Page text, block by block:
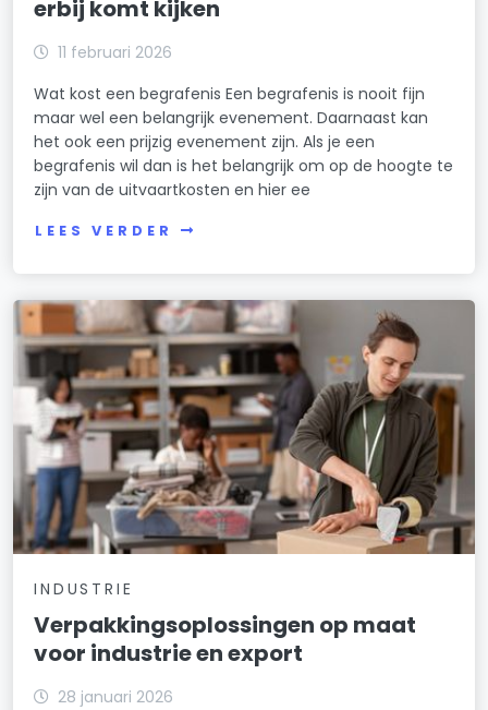
erbij komt kijken
11 februari 2026
Wat kost een begrafenis Een begrafenis is nooit fijn
maar wel een belangrijk evenement. Daarnaast kan
het ook een prijzig evenement zijn. Als je een
begrafenis wil dan is het belangrijk om op de hoogte te
zijn van de uitvaartkosten en hier ee
LEES VERDER
INDUSTRIE
Verpakkingsoplossingen op maat
voor industrie en export
28 januari 2026